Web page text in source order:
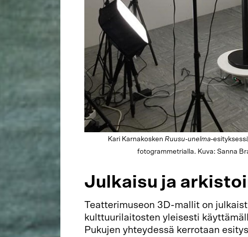
Kari Karnakosken Ruusu-unelma-
fotogrammetrialla. Kuva: Sanna
Julkaisu ja
Teatterimuseon 3D-mallit on
kulttuurilaitosten yleisesti
Pukujen yhteydessä kerrotaan